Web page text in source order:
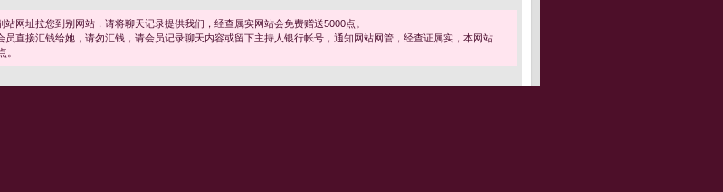
站网址拉您到别网站，请将聊天记录提供我们，经查属实网站会免费赠送5000点。
员直接汇钱给她，请勿汇钱，请会员记录聊天内容或留下主持人银行帐号，通知网站网管，经查证属实，本网站
。